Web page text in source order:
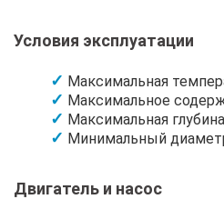
Условия эксплуатации
Максимальная
Максимальное
Максимальная
Минимальный
Двигатель и насос